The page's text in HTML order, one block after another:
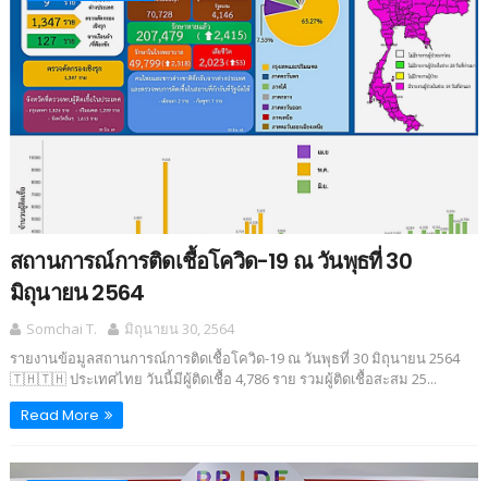
สถานการณ์การติดเชื้อโควิด-19 ณ วันพุธที่ 30
มิถุนายน 2564
Somchai T.
มิถุนายน 30, 2564
รายงานข้อมูลสถานการณ์การติดเชื้อโควิด-19 ณ วันพุธที่ 30 มิถุนายน 2564
🇹🇭🇹🇭 ประเทศไทย วันนี้มีผู้ติดเชื้อ 4,786 ราย รวมผู้ติดเชื้อสะสม 25...
Read More